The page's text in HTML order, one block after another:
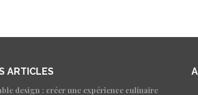
ARTICLES
design : créer une expérience culinaire